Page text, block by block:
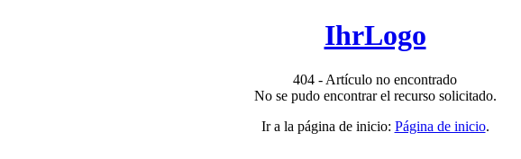
IhrLogo
404 - Artículo no encontrado
No se pudo encontrar el recurso solicitado.
Ir a la página de inicio: Página de inicio.